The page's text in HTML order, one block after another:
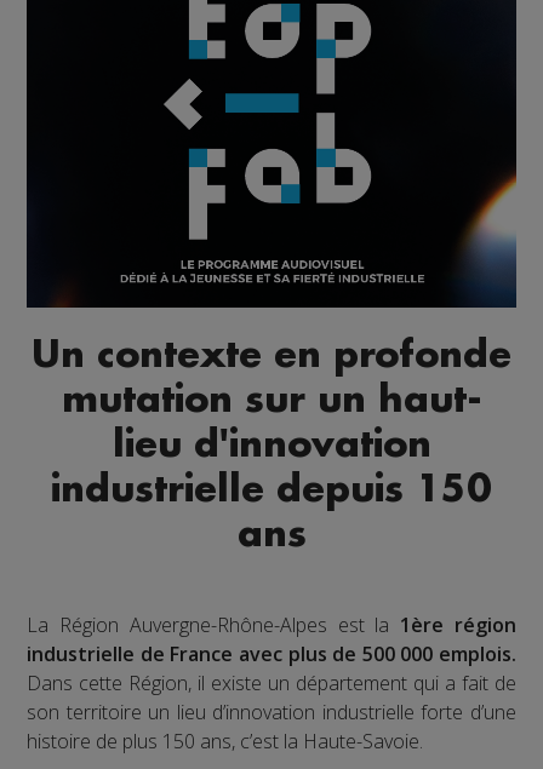
Un contexte en profonde
mutation sur un haut-
lieu d'innovation
industrielle depuis 150
ans
La Région Auvergne-Rhône-Alpes est la 1ère région
industrielle de France avec plus de 500 000 emplois.
Dans cette Région, il existe un département qui a fait de
son territoire un lieu d’innovation industrielle forte d’une
histoire de plus 150 ans, c’est la Haute-Savoie.